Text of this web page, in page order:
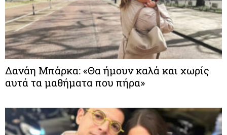
Δανάη Μπάρκα: «Θα ήμουν καλά και χωρίς
αυτά τα μαθήματα που πήρα»